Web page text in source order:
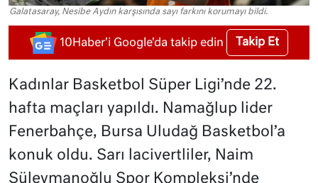
Galatasaray, Nesibe Aydın karşısında sayı farkını korumayı bildi.
10Haber'i Google'da takip edin Takip Et
Kadınlar Basketbol Süper Ligi’nde 22.
hafta maçları yapıldı. Namağlup lider
Fenerbahçe, Bursa Uludağ Basketbol’a
konuk oldu. Sarı lacivertliler, Naim
Süleymanoğlu Spor Kompleksi’nde